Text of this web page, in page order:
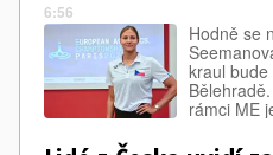
6:56
Hodně se
kraul
rámci ME